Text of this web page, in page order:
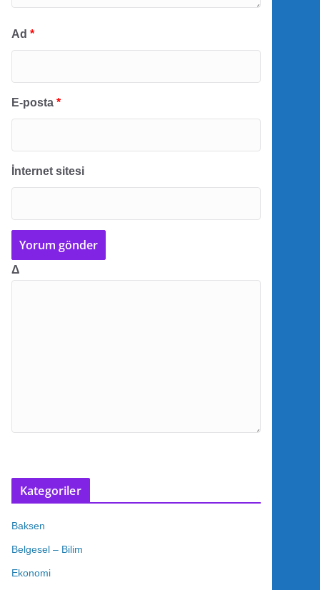
Ad *
E-posta *
İnternet sitesi
Δ
Kategoriler
Baksen
Belgesel – Bilim
Ekonomi